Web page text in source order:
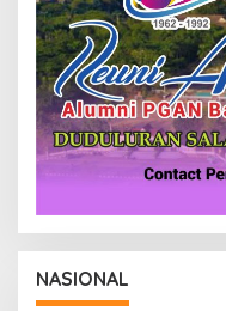
NASIONAL